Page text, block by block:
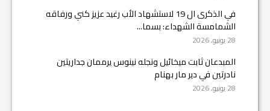
في الذكرى ال 19 لاستشهاد الأب رغيد عزيز كني ورفاقه
الشمامسة الشهداء: بسما...
28 يونيو, 2026
المبدعان ثابت ميخائيل ونجله نينوس يرممان جداريتين
نادرتين في دير مار بهنام
28 يونيو, 2026